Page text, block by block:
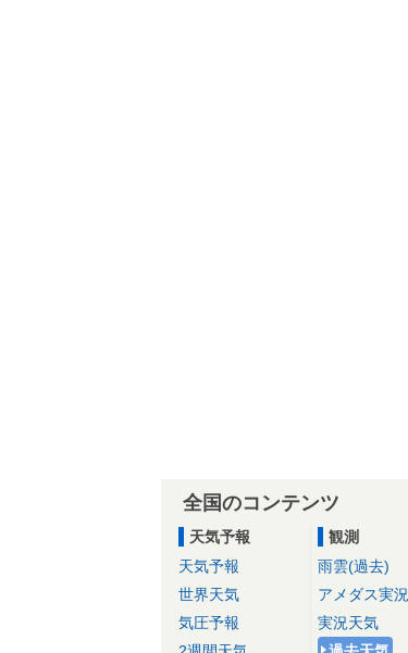
全国のコンテンツ
天気予報
天気予報
世界天気
気圧予報
観測
雨雲(過去)
アメダス実況
実況天気